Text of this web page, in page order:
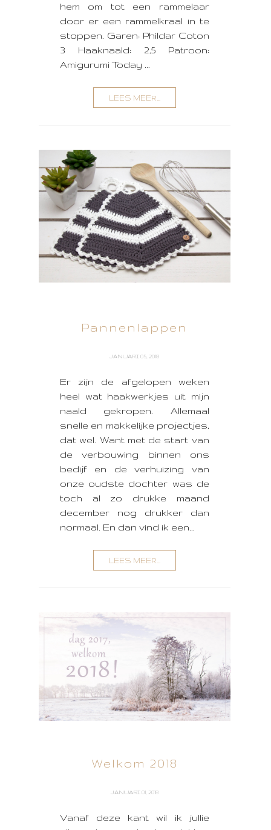
hem om tot een rammelaar
door er een rammelkraal in te
stoppen. Garen: Phildar Coton
3 Haaknaald: 2,5 Patroon:
Amigurumi Today ...
LEES MEER...
Pannenlappen
JANUARI 05, 2018
Er zijn de afgelopen weken
heel wat haakwerkjes uit mijn
naald gekropen. Allemaal
snelle en makkelijke projectjes,
dat wel. Want met de start van
de verbouwing binnen ons
bedijf en de verhuizing van
onze oudste dochter was de
toch al zo drukke maand
december nog drukker dan
normaal. En dan vind ik een...
LEES MEER...
Welkom 2018
JANUARI 01, 2018
Vanaf deze kant wil ik jullie